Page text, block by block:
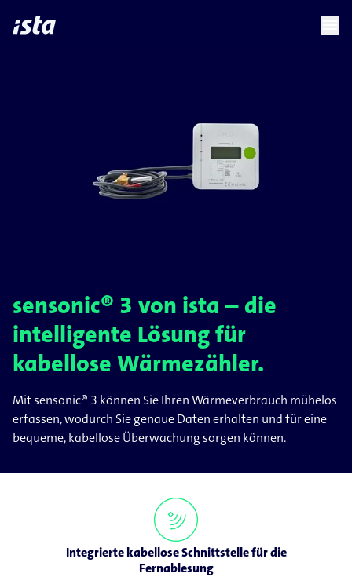
languagechevron_right
sensonic® 3 von ista – die
intelligente Lösung für
kabellose Wärmezähler.
Mit sensonic® 3 können Sie Ihren Wärmeverbrauch mühelos
erfassen, wodurch Sie genaue Daten erhalten und für eine
bequeme, kabellose Überwachung sorgen können.
Integrierte kabellose Schnittstelle für die
Fernablesung